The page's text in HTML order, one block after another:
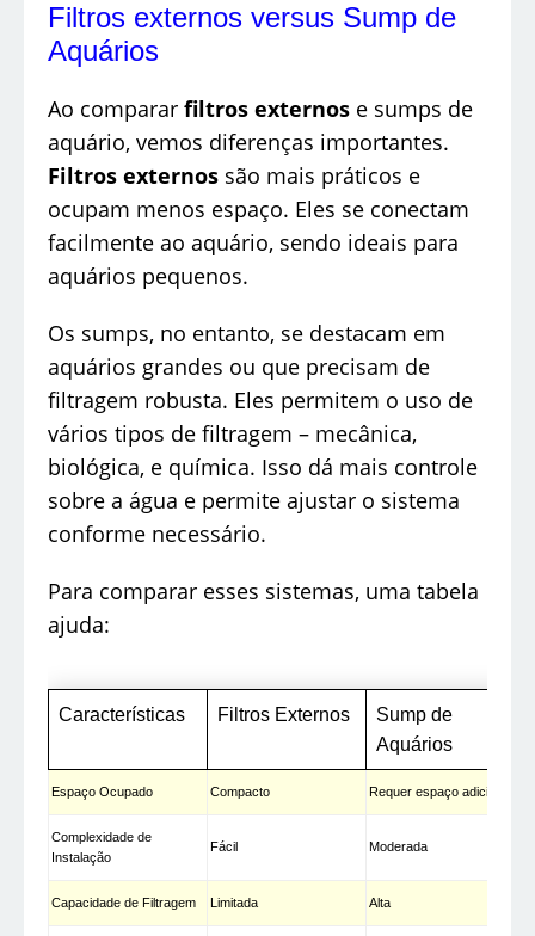
Filtros externos versus Sump de
Aquários
Ao comparar filtros externos e sumps de
aquário, vemos diferenças importantes.
Filtros externos são mais práticos e
ocupam menos espaço. Eles se conectam
facilmente ao aquário, sendo ideais para
aquários pequenos.
Os sumps, no entanto, se destacam em
aquários grandes ou que precisam de
filtragem robusta. Eles permitem o uso de
vários tipos de filtragem – mecânica,
biológica, e química. Isso dá mais controle
sobre a água e permite ajustar o sistema
conforme necessário.
Para comparar esses sistemas, uma tabela
ajuda:
Características Filtros Externos
Sump de
Aquários
Espaço Ocupado Compacto Requer espaço adicional
Complexidade de
Instalação
Fácil Moderada
Capacidade de Filtragem Limitada Alta